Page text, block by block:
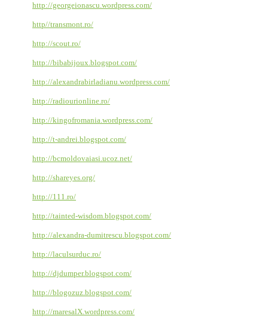
http://georgeionascu.wordpress.com/
http//transmont.ro/
http://scout.ro/
http://bibabijoux.blogspot.com/
http://alexandrabirladianu.wordpress.com/
http://radiourionline.ro/
http://kingofromania.wordpress.com/
http://t-andrei.blogspot.com/
http://bcmoldovaiasi.ucoz.net/
http://shareyes.org/
http://111.ro/
http://tainted-wisdom.blogspot.com/
http://alexandra-dumitrescu.blogspot.com/
http://laculsurduc.ro/
http://djdumper.blogspot.com/
http://blogozuz.blogspot.com/
http://maresalX.wordpress.com/